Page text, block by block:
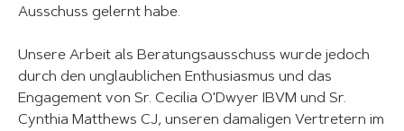
Ausschuss gelernt habe.
Unsere Arbeit als Beratungsausschuss wurde jedoch
durch den unglaublichen Enthusiasmus und das
Engagement von Sr. Cecilia O'Dwyer IBVM und Sr.
Cynthia Matthews CJ, unseren damaligen Vertretern im